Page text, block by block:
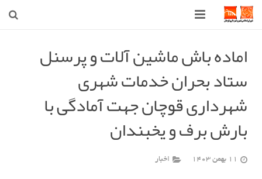
اخبار روز
اماده باش ماشین آلات و پرسنل
ستاد بحران خدمات شهری
شهرداری قوچان جهت آمادگی با
بارش برف و یخبندان
11 بهمن 1403 اخبار